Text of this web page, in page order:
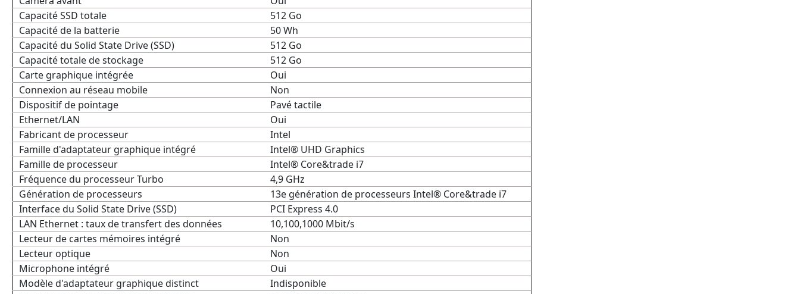
Capacité SSD totale
512 Go
Capacité de la batterie
50 Wh
Capacité du Solid State Drive (SSD)
512 Go
Capacité totale de stockage
512 Go
Carte graphique intégrée
Oui
Connexion au réseau mobile
Non
Dispositif de pointage
Pavé tactile
Ethernet/LAN
Oui
Fabricant de processeur
Intel
Famille d'adaptateur graphique intégré
Intel® UHD Graphics
Famille de processeur
Intel® Core&trade i7
Fréquence du processeur Turbo
4,9 GHz
Génération de processeurs
13e génération de processeurs Intel® Core&trade i7
Interface du Solid State Drive (SSD)
PCI Express 4.0
LAN Ethernet : taux de transfert des données
10,100,1000 Mbit/s
Lecteur de cartes mémoires intégré
Non
Lecteur optique
Non
Microphone intégré
Oui
Modèle d'adaptateur graphique distinct
Indisponible